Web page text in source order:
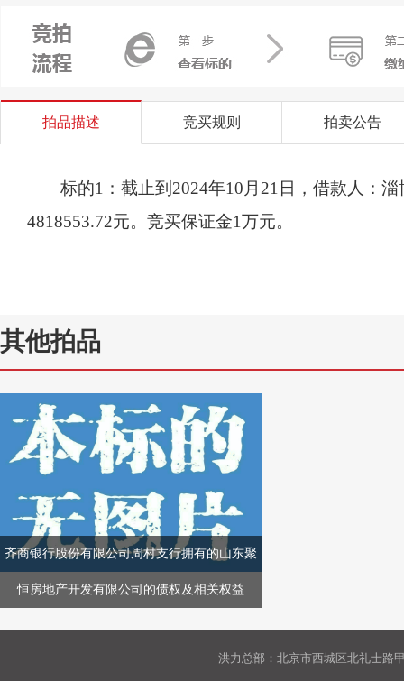
拍品描述 竞买规则 拍卖公告
标的1： 截止到 2024年10 月 21 日，借款人：
4818553.72元。 竞买保证金1万元。
其他拍品
齐商银行股份有限公司周村支行拥有的山东聚
恒房地产开发有限公司的债权及相关权益
洪力总部：北京市西城区北礼士路